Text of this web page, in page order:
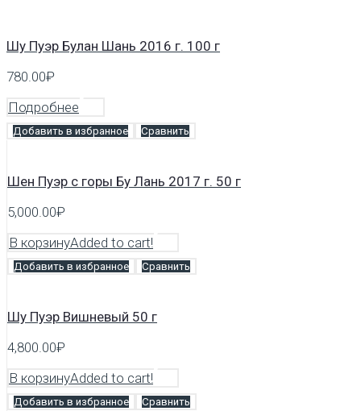
Шу Пуэр Булан Шань 2016 г. 100 г
780.00₽
Подробнее
Добавить в избранное Сравнить
Шен Пуэр с горы Бу Лань 2017 г. 50 г
5,000.00₽
В корзинуAdded to cart!
Добавить в избранное Сравнить
Шу Пуэр Вишневый 50 г
4,800.00₽
В корзинуAdded to cart!
Добавить в избранное Сравнить